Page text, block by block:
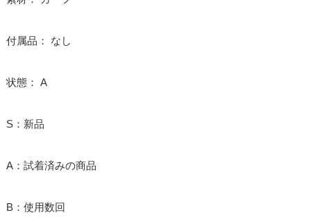
付属品： なし
状態： A
S：新品
A：試着済みの商品
B：使用数回